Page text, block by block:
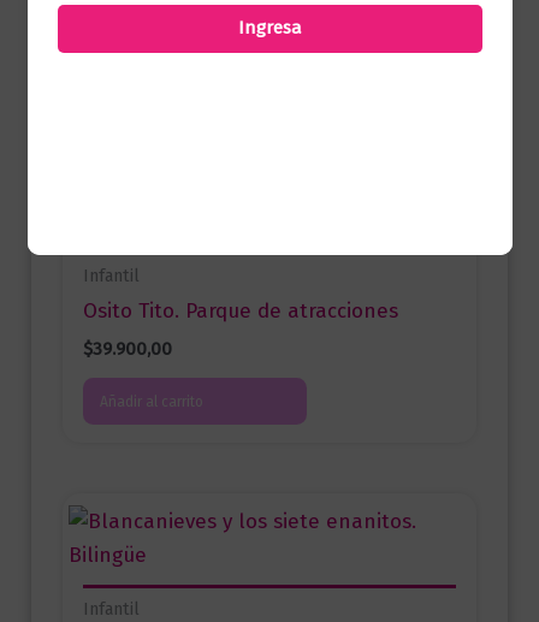
Infantil
Osito Tito. Parque de atracciones
$39.900,00
Añadir al carrito
Infantil
Ingresa